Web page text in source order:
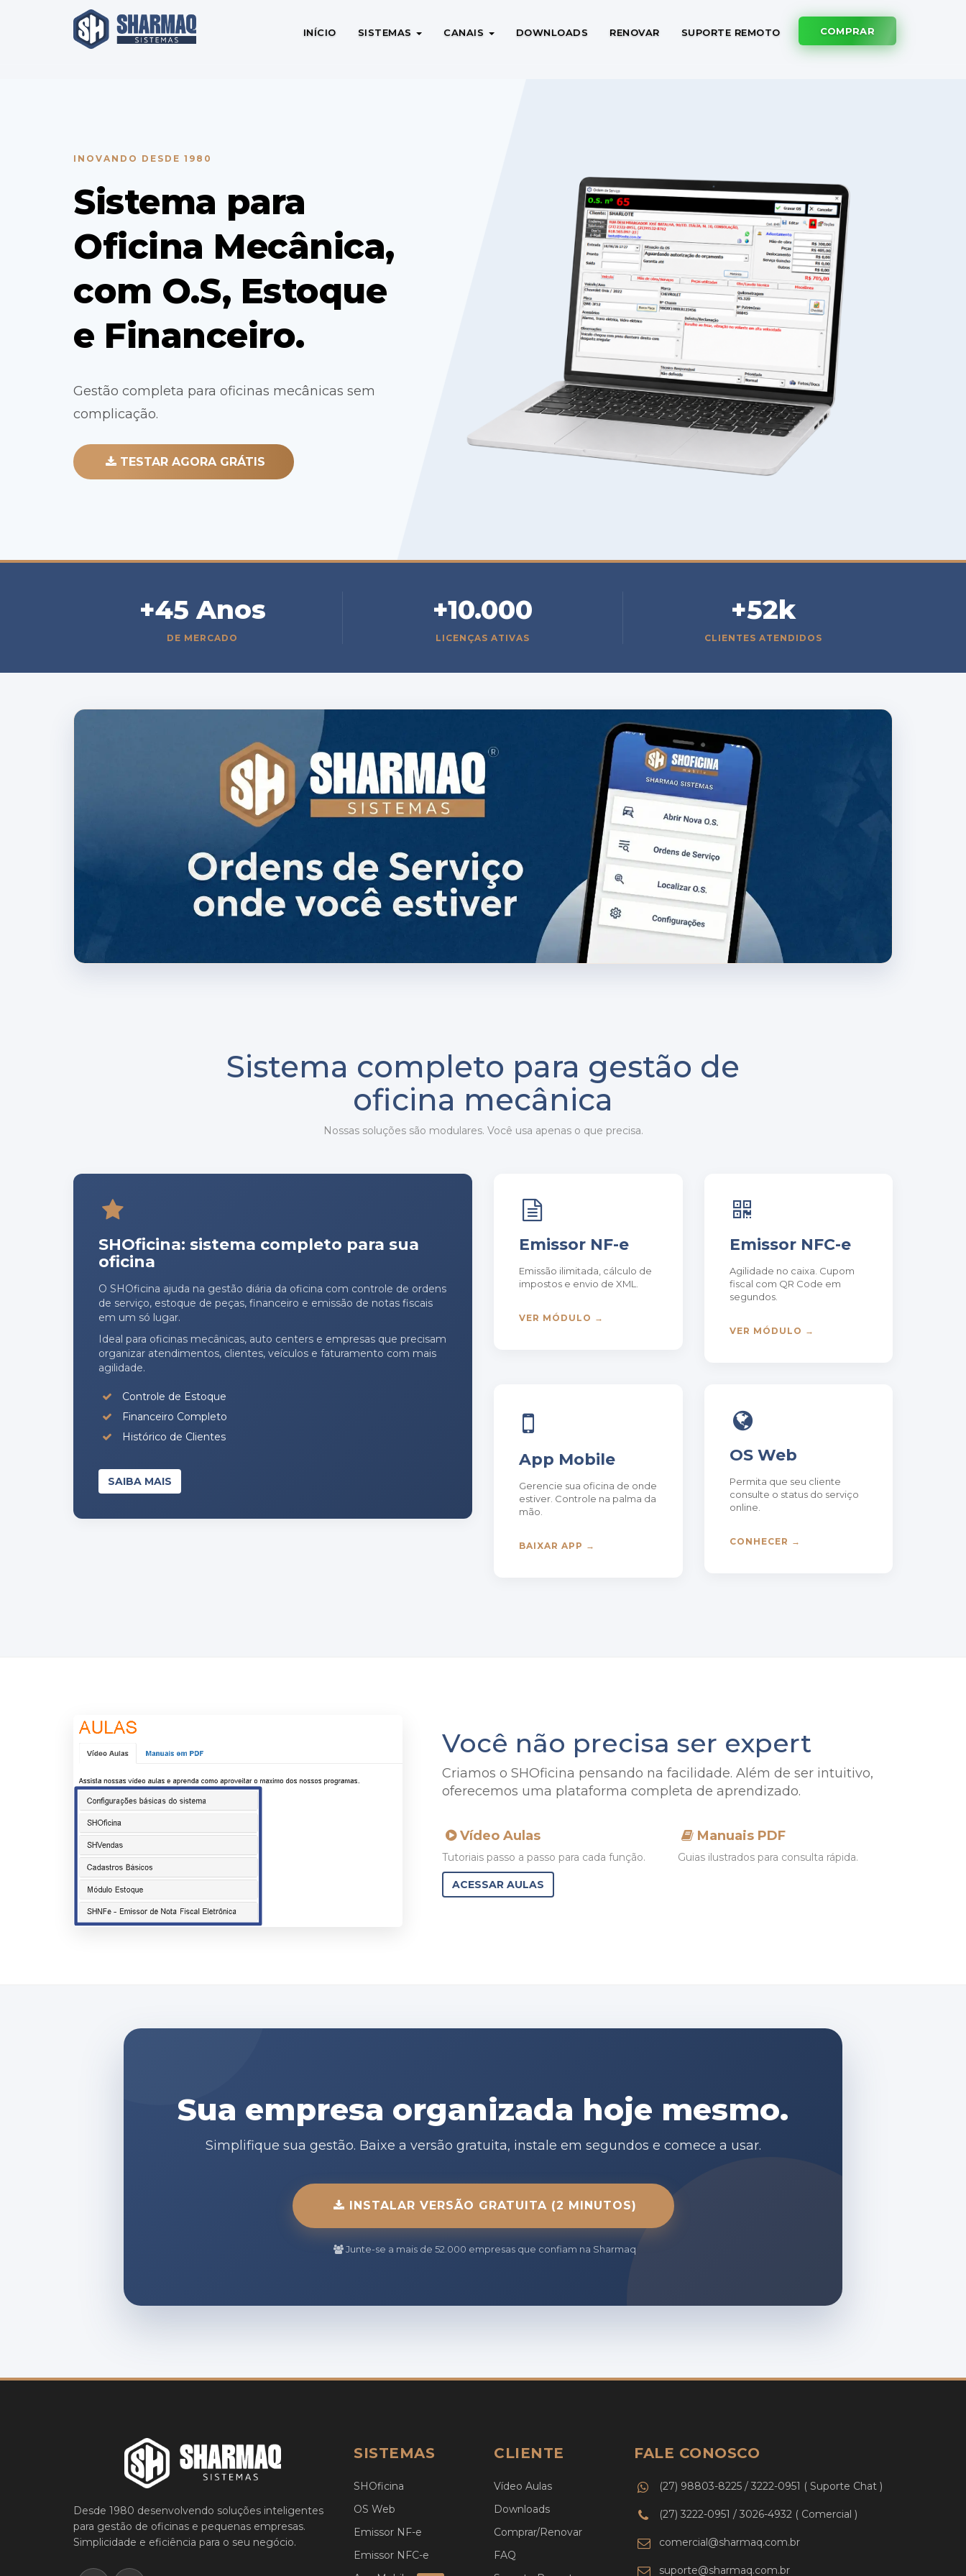
INÍCIO SISTEMAS CANAIS DOWNLOADS RENOVAR SUPORTE REMOTO COMPRAR
INOVANDO DESDE 1980
Sistema para
Oficina Mecânica,
com O.S, Estoque
e Financeiro.
Gestão completa para oficinas mecânicas sem
complicação.
TESTAR AGORA GRÁTIS
+45 Anos
DE MERCADO
+10.000
LICENÇAS ATIVAS
+52k
CLIENTES ATENDIDOS
Sistema completo para gestão de
oficina mecânica
Nossas soluções são modulares. Você usa apenas o que precisa.
SHOficina: sistema completo para sua
oficina
O SHOficina ajuda na gestão diária da oficina com controle de ordens
de serviço, estoque de peças, financeiro e emissão de notas fiscais
em um só lugar.
Ideal para oficinas mecânicas, auto centers e empresas que precisam
organizar atendimentos, clientes, veículos e faturamento com mais
agilidade.
Controle de Estoque
Financeiro Completo
Histórico de Clientes
SAIBA MAIS
Emissor NF-e
Emissão ilimitada, cálculo de
impostos e envio de XML.
VER MÓDULO →
Emissor NFC-e
Agilidade no caixa. Cupom
fiscal com QR Code em
segundos.
VER MÓDULO →
App Mobile
Gerencie sua oficina de onde
estiver. Controle na palma da
mão.
BAIXAR APP →
OS Web
Permita que seu cliente
consulte o status do serviço
online.
CONHECER →
Você não precisa ser expert
Criamos o SHOficina pensando na facilidade. Além de ser intuitivo,
oferecemos uma plataforma completa de aprendizado.
Vídeo Aulas
Tutoriais passo a passo para cada função.
Manuais PDF
Guias ilustrados para consulta rápida.
ACESSAR AULAS
Sua empresa organizada hoje mesmo.
Simplifique sua gestão. Baixe a versão gratuita, instale em segundos e comece a usar.
INSTALAR VERSÃO GRATUITA (2 MINUTOS)
Junte-se a mais de 52.000 empresas que confiam na Sharmaq
Desde 1980 desenvolvendo soluções inteligentes
para gestão de oficinas e pequenas empresas.
Simplicidade e eficiência para o seu negócio.
SISTEMAS
SHOficina
OS Web
Emissor NF-e
Emissor NFC-e
CLIENTE
Vídeo Aulas
Downloads
Comprar/Renovar
FAQ
FALE CONOSCO
(27) 98803-8225 / 3222-0951 ( Suporte Chat )
(27) 3222-0951 / 3026-4932 ( Comercial )
comercial@sharmaq.com.br
suporte@sharmaq.com.br